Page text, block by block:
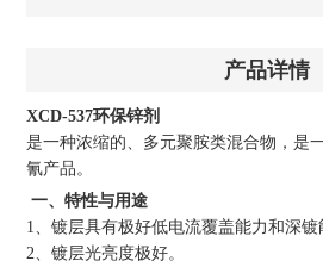
产品详情
XCD-537环保锌剂
是一种浓缩的、多元聚胺类混合物，是
氰产品。
一、特性与用途
1、镀层具有极好低电流覆盖能力和深镀
2、镀层光亮度极好。